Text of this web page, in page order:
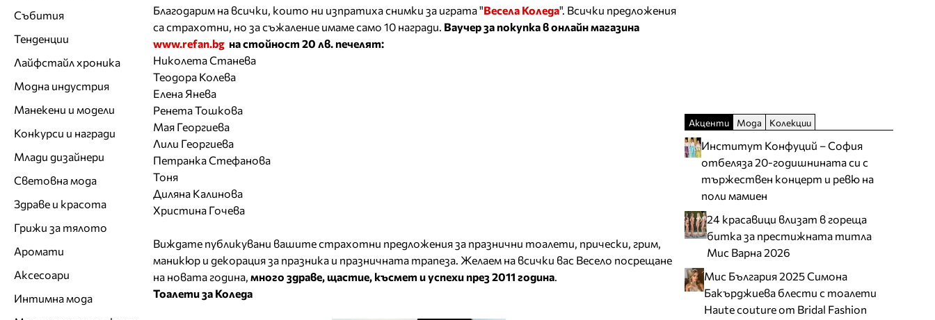
Благодарим на всички, които ни изпратиха снимки за играта "Весела Коледа". Всички предложения
са страхотни, но за съжаление имаме само 10 награди. Ваучер за покупка в онлайн магазина
www.refan.bg на стойност 20 лв. печелят:
Николета Станева
Теодора Колева
Елена Янева
Ренета Тошкова
Мая Георгиева
Лили Георгиева
Петранка Стефанова
Тоня
Диляна Калинова
Христина Гочева
Виждате публикувани вашите страхотни предложения за празнични тоалети, прически, грим,
маникюр и декорация за празника и празничната трапеза. Желаем на всички вас Весело посрещане
на новата година, много здраве, щастие, късмет и успехи през 2011 година
Тоалети за Коледа
Събития
Тенденции
Лайфстайл хроника
Модна индустрия
Манекени и модели
Конкурси и награди
Млади дизайнери
Световна мода
Здраве и красота
Грижи за тялото
Аромати
Аксесоари
Интимна мода
Акценти Мода Колекции
Институт Конфуций – София
отбеляза 20-годишнината си с
тържествен концерт и ревю на
поли мамиен
24 красавици влизат в гореща
битка за престижната титла
Мис Варна 2026
Мис България 2025 Симона
Бакърджиева блести с тоалети
Haute couture от Bridal Fashion